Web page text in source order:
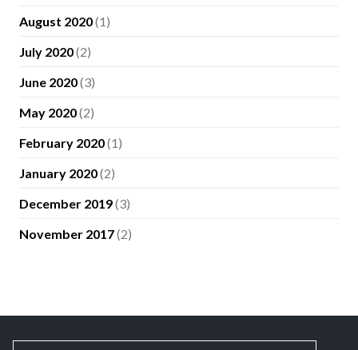
August 2020(1)
July 2020(2)
June 2020(3)
May 2020(2)
February 2020(1)
January 2020(2)
December 2019(3)
November 2017(2)